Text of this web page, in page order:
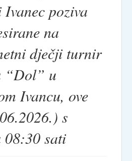
poziva
na
dječji turnir
“Dol” u
Ivancu, ove
s
08:30 sati